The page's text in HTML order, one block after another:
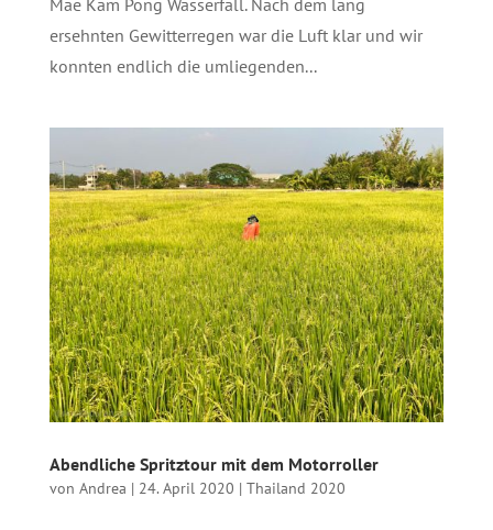
ersehnten Gewitterregen war die Luft klar und wir
konnten endlich die umliegenden...
Abendliche Spritztour mit dem Motorroller
von Andrea | 24. April 2020 | Thailand 2020